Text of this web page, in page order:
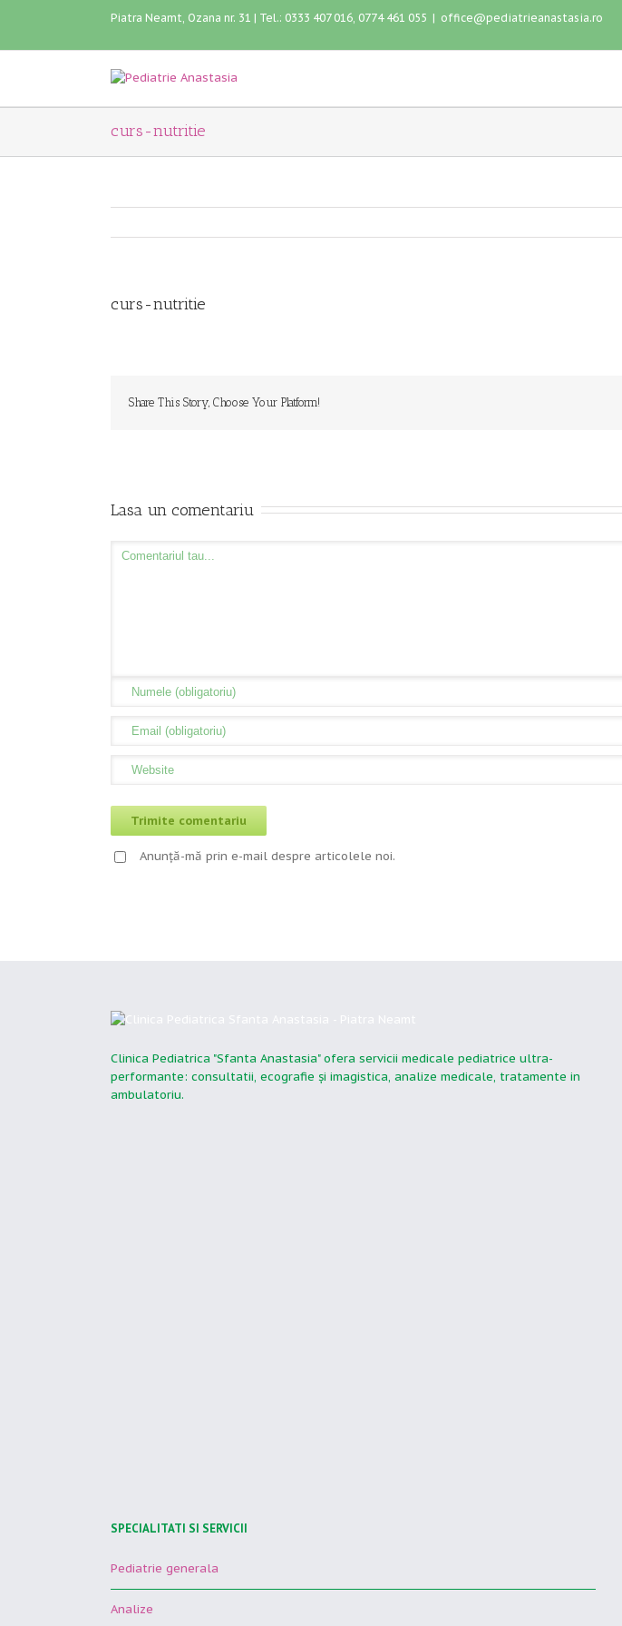
Piatra Neamt, Ozana nr. 31 | Tel.: 0333 407 016, 0774 461 055 | office@pediatrieanastasia.ro
curs-nutritie
curs-nutritie
Share This Story, Choose Your Platform!
Lasa un comentariu
Anunță-mă prin e-mail despre articolele noi.
Clinica Pediatrica "Sfanta Anastasia" ofera servicii medicale pediatrice ultra-
performante: consultatii, ecografie şi imagistica, analize medicale, tratamente in
ambulatoriu.
SPECIALITATI SI SERVICII
Pediatrie generala
Analize